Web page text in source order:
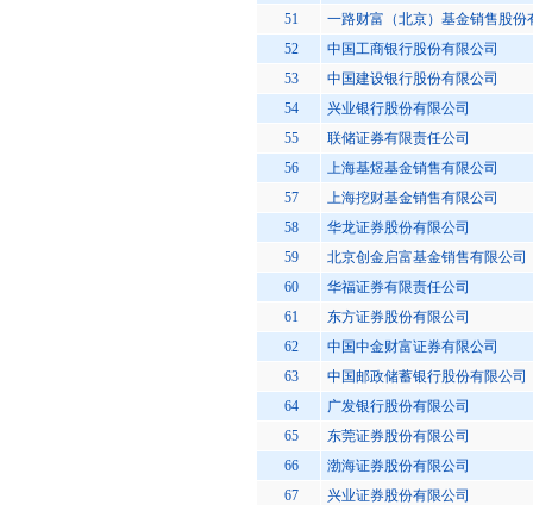
51
一路财富（北京）基金销售股份
52
中国工商银行股份有限公司
53
中国建设银行股份有限公司
54
兴业银行股份有限公司
55
联储证券有限责任公司
56
上海基煜基金销售有限公司
57
上海挖财基金销售有限公司
58
华龙证券股份有限公司
59
北京创金启富基金销售有限公司
60
华福证券有限责任公司
61
东方证券股份有限公司
62
中国中金财富证券有限公司
63
中国邮政储蓄银行股份有限公司
64
广发银行股份有限公司
65
东莞证券股份有限公司
66
渤海证券股份有限公司
67
兴业证券股份有限公司